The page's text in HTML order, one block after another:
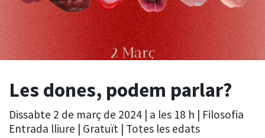
Les dones, podem parlar?
Dissabte 2 de març de 2024 | a les 18 h | Filosofia
Entrada lliure | Gratuït | Totes les edats